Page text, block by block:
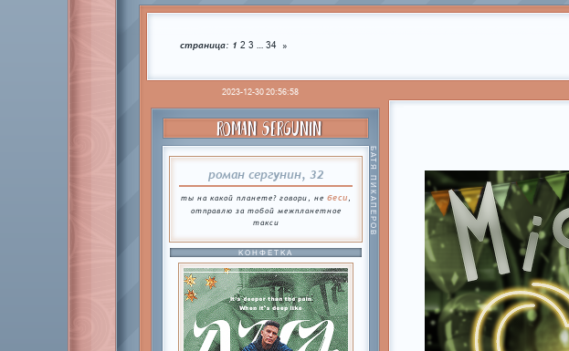
страница: 1 2 3 … 34 »
2023-12-30 20:56:58
ROMAN SERGUNIN
роман сергунин, 32
ты на какой планете? говори, не беси
отправлю за тобой межпланетное
такси
БАТЯ ПИКАПЕРОВ
КОНФЕТКА